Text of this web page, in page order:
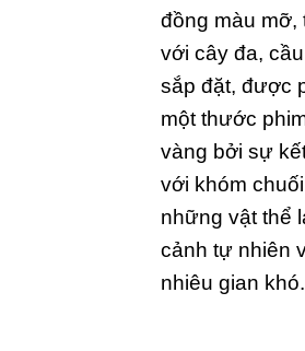
đồng màu mỡ,
với cây đa,
sắp đặt, được
một thước
vàng bởi sự
với khóm
những vật thể
cảnh tự nhiên
nhiêu gian khó.